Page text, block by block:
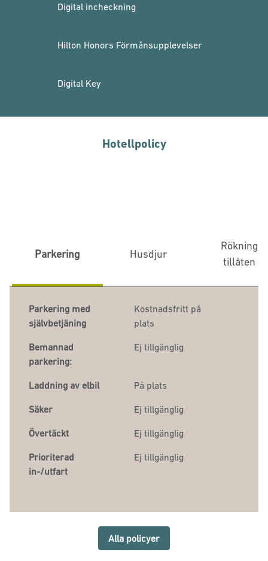
Digital incheckning
Hilton Honors Förmånsupplevelser
Digital Key
Hotellpolicy
Parkering Husdjur
Rökning
tillåten
Parkering med
självbetjäning
Kostnadsfritt på
plats
Bemannad
parkering:
Ej tillgänglig
Laddning av elbil På plats
Säker Ej tillgänglig
Övertäckt Ej tillgänglig
Prioriterad
in-/utfart
Ej tillgänglig
Alla policyer